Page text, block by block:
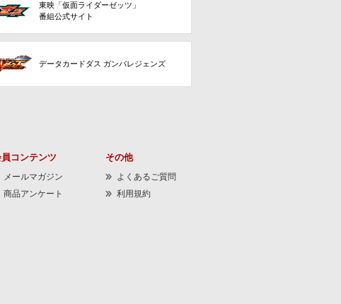
東映「仮面ライダーゼッツ」
番組公式サイト
データカードダス ガンバレジェンズ
コンテンツ
メールマガジン
商品アンケート
その他
よくあるご質問
利用規約